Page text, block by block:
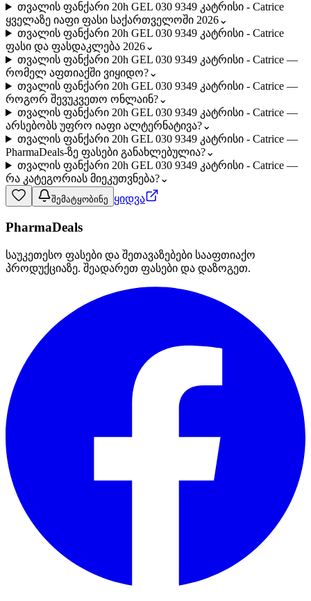
თვალის ფანქარი 20h GEL 030 9349 კატრისი - Catrice
ყველაზე იაფი ფასი საქართველოში 2026⌄
თვალის ფანქარი 20h GEL 030 9349 კატრისი - Catrice
ფასი და ფასდაკლება 2026⌄
თვალის ფანქარი 20h GEL 030 9349 კატრისი - Catrice —
რომელ აფთიაქში ვიყიდო?⌄
თვალის ფანქარი 20h GEL 030 9349 კატრისი - Catrice —
როგორ შევუკვეთო ონლაინ?⌄
თვალის ფანქარი 20h GEL 030 9349 კატრისი - Catrice —
არსებობს უფრო იაფი ალტერნატივა?⌄
თვალის ფანქარი 20h GEL 030 9349 კატრისი - Catrice —
PharmaDeals-ზე ფასები განახლებულია?⌄
თვალის ფანქარი 20h GEL 030 9349 კატრისი - Catrice —
რა კატეგორიას მიეკუთვნება?⌄
შემატყობინე ყიდვა
PharmaDeals
საუკეთესო ფასები და შეთავაზებები სააფთიაქო
პროდუქციაზე. შეადარეთ ფასები და დაზოგეთ.